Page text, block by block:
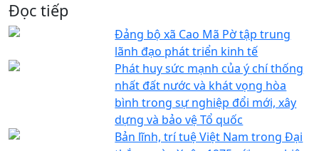
Đọc tiếp
Đảng bộ xã Cao Mã Pờ tập trung
lãnh đạo phát triển kinh tế
Phát huy sức mạnh của ý chí thống
nhất đất nước và khát vọng hòa
bình trong sự nghiệp đổi mới, xây
dựng và bảo vệ Tổ quốc
Bản lĩnh, trí tuệ Việt Nam trong Đại